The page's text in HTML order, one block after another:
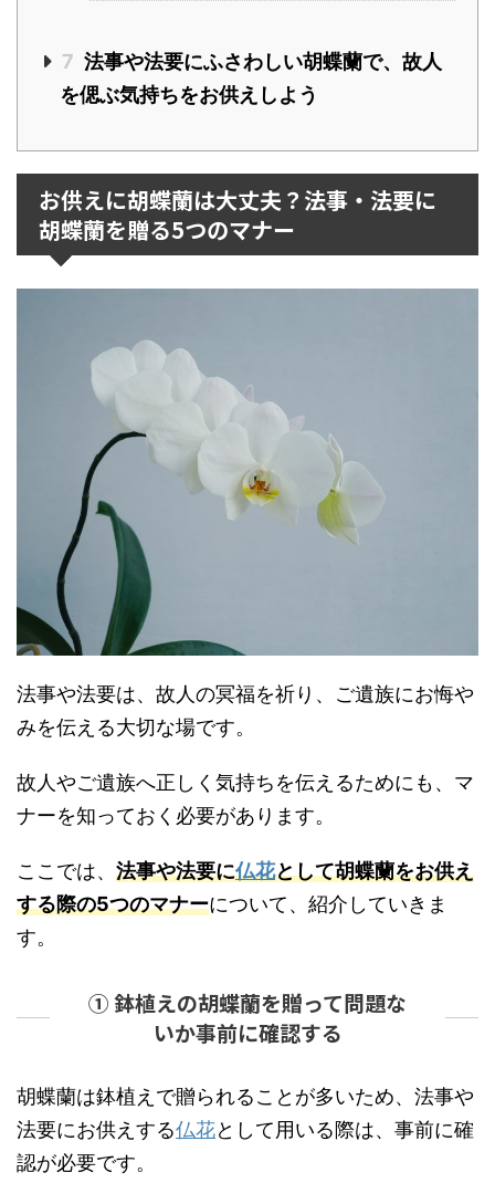
7 法事や法要にふさわしい胡蝶蘭で、故人
を偲ぶ気持ちをお供えしよう
お供えに胡蝶蘭は大丈夫？法事・法要に
胡蝶蘭を贈る5つのマナー
法事や法要は、故人の冥福を祈り、ご遺族にお悔や
みを伝える大切な場です。
故人やご遺族へ正しく気持ちを伝えるためにも、マ
ナーを知っておく必要があります。
ここでは、 法事や法要に仏花として胡蝶蘭をお供え
する際の5つのマナーについて、紹介していきま
す。
① 鉢植えの胡蝶蘭を贈って問題な
いか事前に確認する
胡蝶蘭は鉢植えで贈られることが多いため、法事や
法要にお供えする仏花として用いる際は、事前に確
認が必要です。